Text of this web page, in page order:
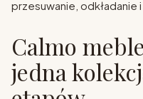
przesuwanie, odkładanie i
Calmo
jedna